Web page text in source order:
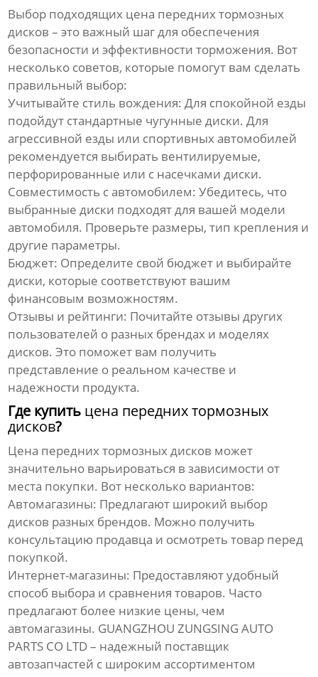
Выбор подходящих цена передних тормозных
дисков – это важный шаг для обеспечения
безопасности и эффективности торможения. Вот
несколько советов, которые помогут вам сделать
правильный выбор:
Учитывайте стиль вождения: Для спокойной езды
подойдут стандартные чугунные диски. Для
агрессивной езды или спортивных автомобилей
рекомендуется выбирать вентилируемые,
перфорированные или с насечками диски.
Совместимость с автомобилем: Убедитесь, что
выбранные диски подходят для вашей модели
автомобиля. Проверьте размеры, тип крепления и
другие параметры.
Бюджет: Определите свой бюджет и выбирайте
диски, которые соответствуют вашим
финансовым возможностям.
Отзывы и рейтинги: Почитайте отзывы других
пользователей о разных брендах и моделях
дисков. Это поможет вам получить
представление о реальном качестве и
надежности продукта.
Где купить цена передних тормозных
дисков?
Цена передних тормозных дисков может
значительно варьироваться в зависимости от
места покупки. Вот несколько вариантов:
Автомагазины: Предлагают широкий выбор
дисков разных брендов. Можно получить
консультацию продавца и осмотреть товар перед
покупкой.
Интернет-магазины: Предоставляют удобный
способ выбора и сравнения товаров. Часто
предлагают более низкие цены, чем
автомагазины. GUANGZHOU ZUNGSING AUTO
PARTS CO LTD– надежный поставщик
автозапчастей с широким ассортиментом